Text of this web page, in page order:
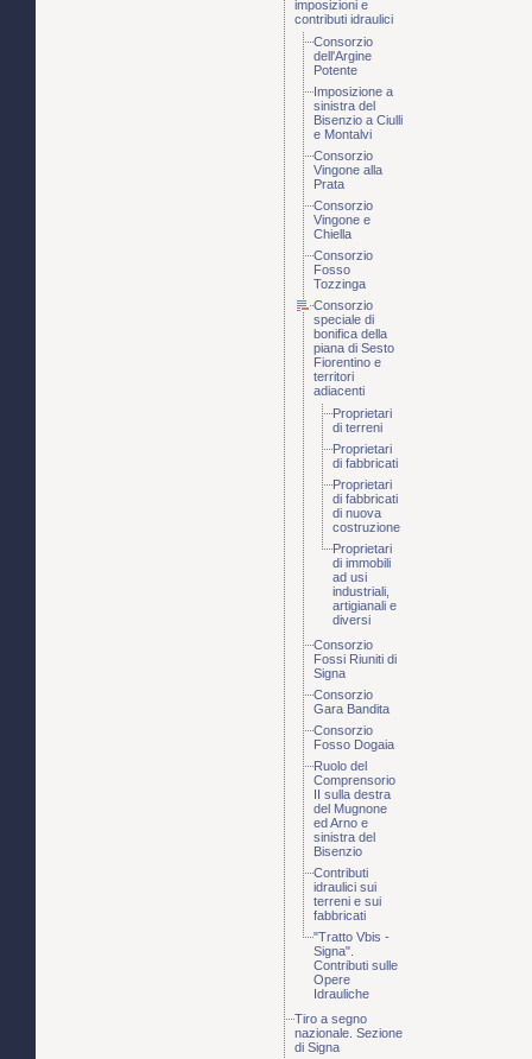
imposizioni e
contributi idraulici
Consorzio
dell'Argine
Potente
Imposizione a
sinistra del
Bisenzio a Ciulli
e Montalvi
Consorzio
Vingone alla
Prata
Consorzio
Vingone e
Chiella
Consorzio
Fosso
Tozzinga
Consorzio
speciale di
bonifica della
piana di Sesto
Fiorentino e
territori
adiacenti
Proprietari
di terreni
Proprietari
di fabbricati
Proprietari
di fabbricati
di nuova
costruzione
Proprietari
di immobili
ad usi
industriali,
artigianali e
diversi
Consorzio
Fossi Riuniti di
Signa
Consorzio
Gara Bandita
Consorzio
Fosso Dogaia
Ruolo del
Comprensorio
II sulla destra
del Mugnone
ed Arno e
sinistra del
Bisenzio
Contributi
idraulici sui
terreni e sui
fabbricati
"Tratto Vbis -
Signa".
Contributi sulle
Opere
Idrauliche
Tiro a segno
nazionale. Sezione
di Signa